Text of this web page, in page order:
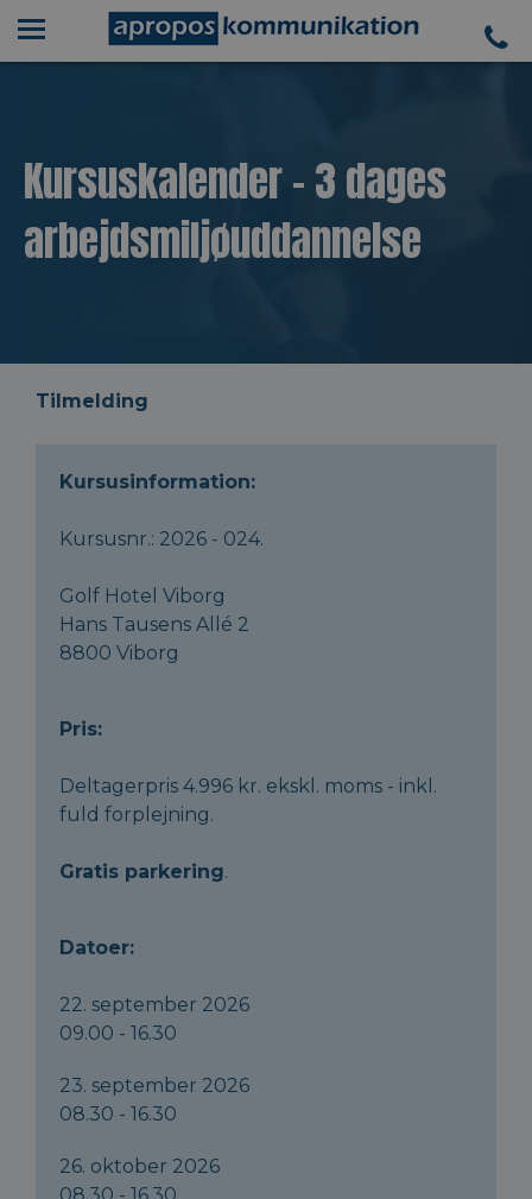
Kursuskalender - 3 dages
arbejdsmiljøuddannelse
Tilmelding
Kursusinformation:
Kursusnr.: 2026 - 024.
Golf Hotel Viborg
Hans Tausens Allé 2
8800 Viborg
Pris:
Deltagerpris 4.996 kr. ekskl. moms - inkl.
fuld forplejning.
Gratis parkering.
Datoer:
22. september 2026
09.00 - 16.30
23. september 2026
08.30 - 16.30
26. oktober 2026